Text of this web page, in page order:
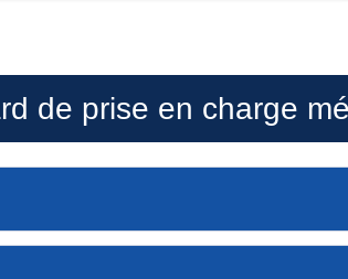
de prise en charge